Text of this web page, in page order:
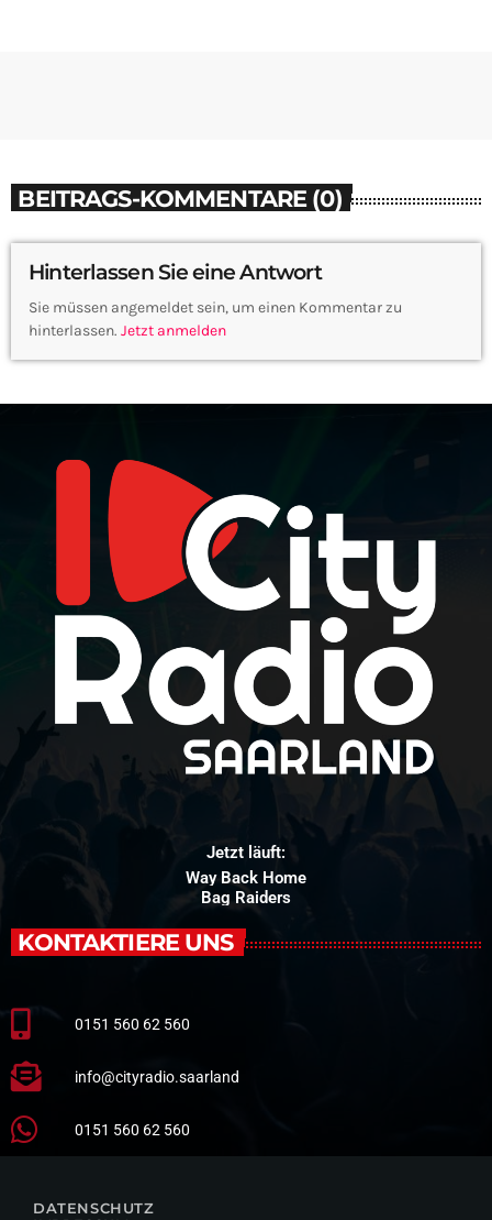
BEITRAGS-KOMMENTARE (0)
Hinterlassen Sie eine Antwort
Sie müssen angemeldet sein, um einen Kommentar zu
hinterlassen. Jetzt anmelden
Jetzt läuft:
Way Back Home
Bag Raiders
KONTAKTIERE UNS
0151 560 62 560
info@cityradio.saarland
0151 560 62 560
DATENSCHUTZ